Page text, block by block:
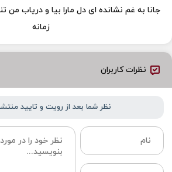
جانا به غم نشانده ای دل مارا بیا و دریاب من
زمانه
نظرات کاربران
نظر شما بعد از رویت و تایید